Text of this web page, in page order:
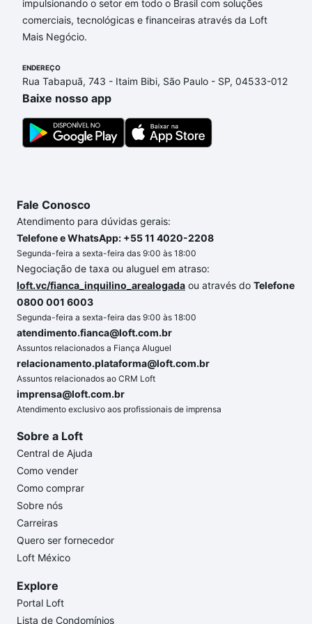
Filho, Sorocaba, SP?
Aqui na Loft temos a oferta ideal para você, com
Habitacional Júlio de Mesquita Filho, Sorocaba, SP
que custam a partir de R$ 0 e com nossas opções
de financiamento imobiliário as parcelas podem se
adequar ao seu orçamento. Se ainda tem alguma
dúvida dos custos envolvidos no processo de
conforto. Loft, com você até as chaves.
impulsionando o setor em todo o Brasil com soluções
comerciais, tecnológicas e financeiras através da Loft
Mais Negócio.
ENDEREÇO
Rua Tabapuã, 743 - Itaim Bibi, São Paulo - SP, 04533-012
Baixe nosso app
Fale Conosco
Atendimento para dúvidas gerais:
Telefone e WhatsApp: +55 11 4020-2208
Segunda-feira a sexta-feira das 9:00 às 18:00
Negociação de taxa ou aluguel em atraso:
loft.vc/fianca_inquilino_arealogada ou através do Telefone
0800 001 6003
Segunda-feira a sexta-feira das 9:00 às 18:00
atendimento.fianca@loft.com.br
Assuntos relacionados a Fiança Aluguel
relacionamento.plataforma@loft.com.br
Assuntos relacionados ao CRM Loft
imprensa@loft.com.br
Atendimento exclusivo aos profissionais de imprensa
Sobre a Loft
Central de Ajuda
Como vender
Como comprar
Sobre nós
Carreiras
Quero ser fornecedor
Loft México
Explore
Portal Loft
Lista de Condomínios